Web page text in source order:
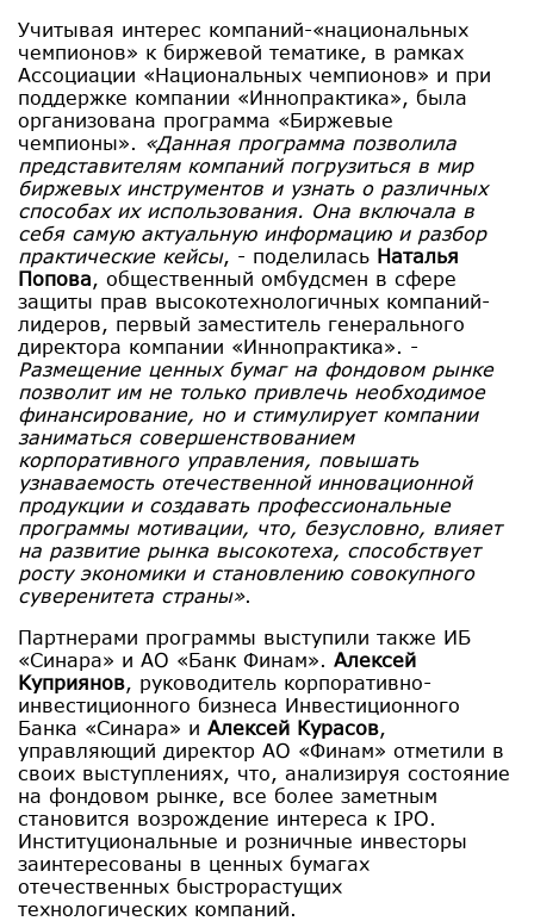
Учитывая интерес компаний-«национальных
чемпионов» к биржевой тематике, в рамках
Ассоциации «Национальных чемпионов» и при
поддержке компании «Иннопрактика», была
организована программа «Биржевые
чемпионы». «Данная программа позволила
представителям компаний погрузиться в мир
биржевых инструментов и узнать о различных
способах их использования. Она включала в
себя самую актуальную информацию и разбор
практические кейсы, - поделилась Наталья
Попова, общественный омбудсмен в сфере
защиты прав высокотехнологичных компаний-
лидеров, первый заместитель генерального
директора компании «Иннопрактика». -
Размещение ценных бумаг на фондовом рынке
позволит им не только привлечь необходимое
финансирование, но и стимулирует компании
заниматься совершенствованием
корпоративного управления, повышать
узнаваемость отечественной инновационной
продукции и создавать профессиональные
программы мотивации, что, безусловно, влияет
на развитие рынка высокотеха, способствует
росту экономики и становлению совокупного
суверенитета страны».
Партнерами программы выступили также ИБ
«Синара» и АО «Банк Финам». Алексей
Kуприянов, руководитель корпоративно-
инвестиционного бизнеса Инвестиционного
Банка «Синара» и Алексей Курасов,
управляющий директор АО «Финам» отметили в
своих выступлениях, что, анализируя состояние
на фондовом рынке, все более заметным
становится возрождение интереса к IPO.
Институциональные и розничные инвесторы
заинтересованы в ценных бумагах
отечественных быстрорастущих
технологических компаний.